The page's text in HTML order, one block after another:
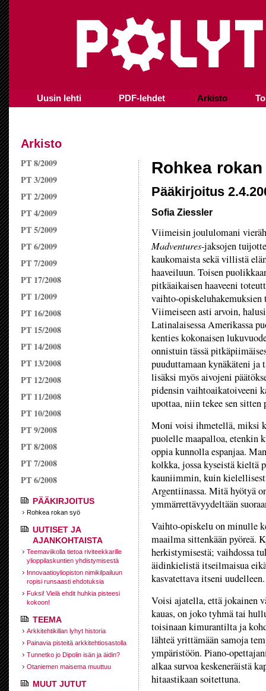
Uusin lehti PDF-lehdet Arkisto
Arkisto
PT 8/2009
PT 3/2009
PT 2/2009
PT 4/2009
PT 5/2009
PT 6/2009
PT 7/2009
PT 17/2008
PT 1/2009
PT 16/2008
PT 15/2008
PT 14/2008
PT 13/2008
PT 12/2008
PT 11/2008
PT 10/2008
PT 9/2008
PT 8/2008
PT 7/2008
PT 6/2008
PÄÄKIRJOITUS
Rohkea rokan syö
UUTISET JA
AJANKOHTAISTA
Teemaviikolla tietoa riviteekkarille
ylioppilaskuntien yhdistymisestä
Innovaatioyliopiston nimikilpailuun
ropisi runsaasti ehdotuksia
Fuksi! Vielä ehdit huhkia pisteesi
kokoon!
TEEMA
Arkkitehtikillan lyhyt historia
Painavia pisteitä arkkitehtiosastolla
Tunnetko jo Dipolin isän ja äidin?
Otaniemen maisema muuttuu
MUUT JUTUT
Rohkea
Pääkirjoitus
Sofia Ziessler
Viimeisin joululomani
Madventures-jaksojen
kaukomaista sekä villistä
haaveiluun. Toisen
pitkäaikaisen haaveeni
vaihto-
Viimeiseen asti arvoin,
Latinalaisessa Amerikassa
kenties kokonaisen
onnistuin tässä
puuduttamaan kynäkäteni ja
lisäksi myös aivojeni
pidensin vaihtoaikatoiveeni
upottaa, niin tekee sen
Moni voisi ihmetellä, miksi
puolelle maapalloa, etenkin
oppia kunnolla espanjaa.
kolkka, jossa kyseistä kieltä
kauniimmin, kuin
Argentiinassa. Mitä hyötyä
ymmärrettävyydeltään
Vaihto-opiskelu on minulle
maailma sittenkään pyöreä.
herkistymisestä; vaihdossa
äidinkielistä itseilmaisua
kasvatettava itseni uudelleen.
Voisi ajatella, että jokainen
kauas, on joko tyhmä tai
toisinaan kimurantilta ja
lähteä yrittämään samoja
ympäristöön. Piano-
alkaa survoa keskeneräistä
hitaastikaan soitettuna.